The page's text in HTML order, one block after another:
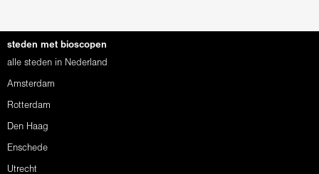
steden met bioscopen
alle steden in Nederland
Amsterdam
Rotterdam
Den Haag
Enschede
Utrecht